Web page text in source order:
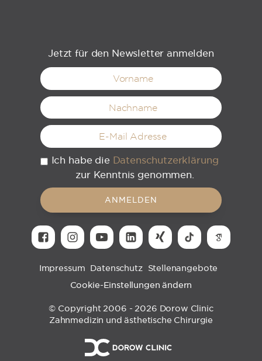
Jetzt für den Newsletter anmelden
Ich habe die Datenschutzerklärung
zur Kenntnis genommen.
ANMELDEN
Impressum Datenschutz Stellenangebote
Cookie-Einstellungen ändern
© Copyright 2006 - 2026 Dorow Clinic
Zahnmedizin und ästhetische Chirurgie